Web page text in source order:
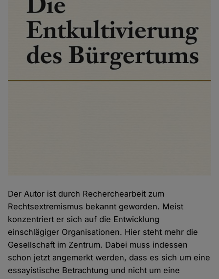
Der Autor ist durch Recherchearbeit zum
Rechtsextremismus bekannt geworden. Meist
konzentriert er sich auf die Entwicklung
einschlägiger Organisationen. Hier steht mehr die
Gesellschaft im Zentrum. Dabei muss indessen
schon jetzt angemerkt werden, dass es sich um eine
essayistische Betrachtung und nicht um eine